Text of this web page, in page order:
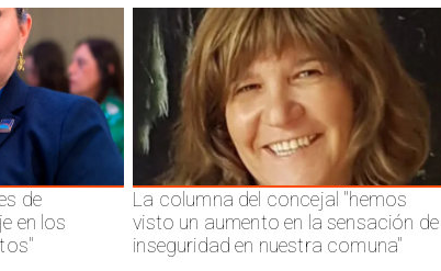
de
en los
La columna del concejal "hemos
visto un aumento en la sensación de
inseguridad en nuestra comuna"